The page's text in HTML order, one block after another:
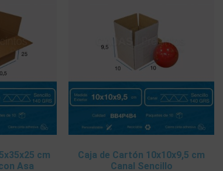
cm
Asa
Caja de Cartón 10x10x9,5 cm
Canal Sencillo